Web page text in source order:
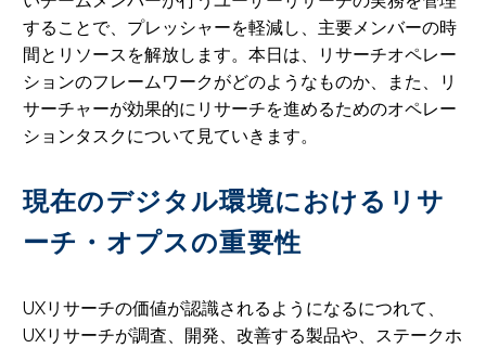
することで、プレッシャーを軽減し、主要メンバーの時
間とリソースを解放します。本日は、リサーチオペレー
ションのフレームワークがどのようなものか、また、リ
サーチャーが効果的にリサーチを進めるためのオペレー
ションタスクについて見ていきます。
現在のデジタル環境におけるリサ
ーチ・オプスの重要性
UXリサーチの価値が認識されるようになるにつれて、
UXリサーチが調査、開発、改善する製品や、ステークホ